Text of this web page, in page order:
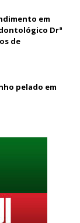
em
Drª
de
pelado em